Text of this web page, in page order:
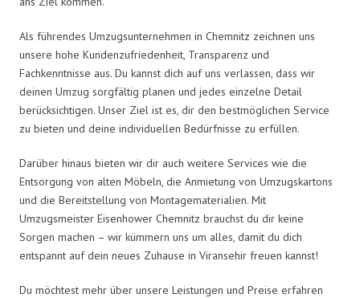
Als führendes Umzugsunternehmen in Chemnitz zeichnen uns
unsere hohe Kundenzufriedenheit, Transparenz und
Fachkenntnisse aus. Du kannst dich auf uns verlassen, dass wir
deinen Umzug sorgfältig planen und jedes einzelne Detail
berücksichtigen. Unser Ziel ist es, dir den bestmöglichen Service
zu bieten und deine individuellen Bedürfnisse zu erfüllen.
Darüber hinaus bieten wir dir auch weitere Services wie die
Entsorgung von alten Möbeln, die Anmietung von Umzugskartons
und die Bereitstellung von Montagematerialien. Mit
Umzugsmeister Eisenhower Chemnitz brauchst du dir keine
Sorgen machen – wir kümmern uns um alles, damit du dich
entspannt auf dein neues Zuhause in Viransehir freuen kannst!
Du möchtest mehr über unsere Leistungen und Preise erfahren